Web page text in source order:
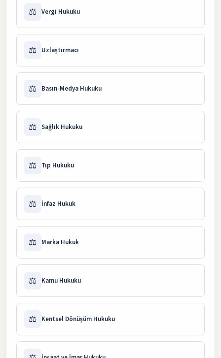
⚖️ Vergi Hukuku
⚖️ Uzlaştırmacı
⚖️ Basın-Medya Hukuku
⚖️ Sağlık Hukuku
⚖️ Tıp Hukuku
⚖️ İnfaz Hukuk
⚖️ Marka Hukuk
⚖️ Kamu Hukuku
⚖️ Kentsel Dönüşüm Hukuku